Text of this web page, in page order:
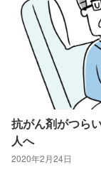
抗がん剤がつら
人へ
2020年2月24日